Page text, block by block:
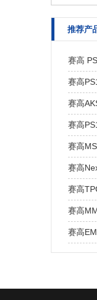
推荐产
赛高
赛高
赛高
赛高
赛高
赛高
赛高
赛高
赛高